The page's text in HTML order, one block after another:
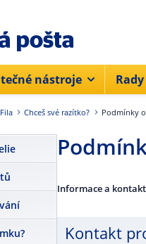
nástroje
Chceš své razítko? Podmínky
Informace a
Kontakt